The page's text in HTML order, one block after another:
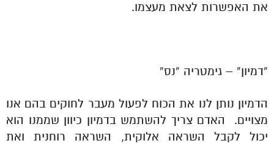
את האפשרות לצאת מעצמו.
“דמיון” – גימטריה “נס”
הדמיון נותן לנו את הכוח לפעול מעבר לחוקים בהם אנו
מצויים. האדם צריך להשתמש בדמיון כיוון שממנו הוא
יכול לקבל השראה אלוקית, השראה רוחנית ואת